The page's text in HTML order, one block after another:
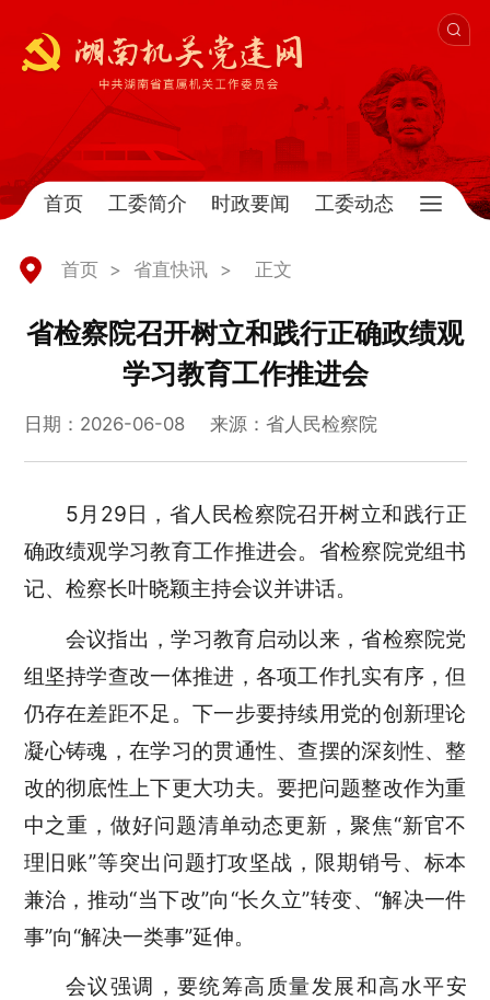
首页 工委简介 时政要闻 工委动态
首页 > 省直快讯 > 正文
省检察院召开树立和践行正确政绩观
学习教育工作推进会
日期：2026-06-08 来源：省人民检察院
5月29日，省人民检察院召开树立和践行正
确政绩观学习教育工作推进会。省检察院党组书
记、检察长叶晓颖主持会议并讲话。
会议指出，学习教育启动以来，省检察院党
组坚持学查改一体推进，各项工作扎实有序，但
仍存在差距不足。下一步要持续用党的创新理论
凝心铸魂，在学习的贯通性、查摆的深刻性、整
改的彻底性上下更大功夫。要把问题整改作为重
中之重，做好问题清单动态更新，聚焦“新官不
理旧账”等突出问题打攻坚战，限期销号、标本
兼治，推动“当下改”向“长久立”转变、“解决一件
事”向“解决一类事”延伸。
会议强调，要统筹高质量发展和高水平安